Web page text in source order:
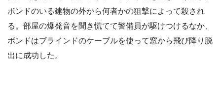
ボンドのいる建物の外から何者かの狙撃によって殺され
る。部屋の爆発音を聞き慌てて警備員が駆けつけるなか、
ボンドはブラインドのケーブルを使って窓から飛び降り脱
出に成功した。